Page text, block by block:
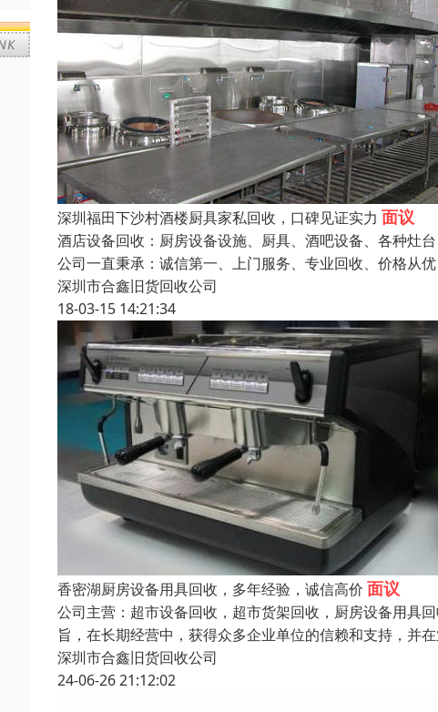
深圳福田下沙村酒楼厨具家私回收，口碑见证实力 面议
酒店设备回收：厨房设备设施、厨具、酒吧设备、各种灶
公司一直秉承：诚信第一、上门服务、专业回收、价格从
深圳市合鑫旧货回收公司
18-03-15 14:21:34
香密湖厨房设备用具回收，多年经验，诚信高价 面议
公司主营：超市设备回收，超市货架回收，厨房设备用具
旨，在长期经营中，获得众多企业单位的信赖和支持，并
深圳市合鑫旧货回收公司
24-06-26 21:12:02